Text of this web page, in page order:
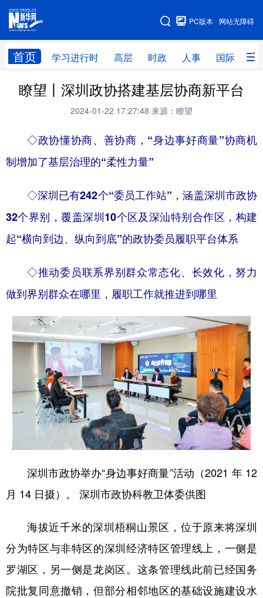
网站无障碍
PC版本
首页 学习进行时 高层 时政 人事 国际 财
网站地图
学习进行时 高层 时政 人事
财经 网评
台湾 思客智库 全球连线 教育
科技 科创
访谈 视频 图片 政务
法律 中央文件 金融 汽车
彩票 娱乐 时尚 悦读
公益 一带一路 亚太网 上市公司
文化产业
地方频道
辽宁 吉林 上海 江苏
山东 河南 湖北 湖南
广东 广西 海南 重庆
四川 贵州 云南
瞭望丨深圳政协搭建基层协商新平台
2024-01-22 17:27:48 来源：瞭望
◇政协懂协商、善协商，“身边事好商量”协商机
制增加了基层治理的“柔性力量”
◇深圳已有242个“委员工作站”，涵盖深圳市政协
32个界别，覆盖深圳10个区及深汕特别合作区，构建
起“横向到边、纵向到底”的政协委员履职平台体系
◇推动委员联系界别群众常态化、长效化，努力
做到界别群众在哪里，履职工作就推进到哪里
深圳市政协举办“身边事好商量”活动（2021 年 12
月 14 日摄）。 深圳市政协科教卫体委供图
海拔近千米的深圳梧桐山景区，位于原来将深圳
分为特区与非特区的深圳经济特区管理线上，一侧是
罗湖区，另一侧是龙岗区。这条管理线此前已经国务
院批复同意撤销，但部分相邻地区的基础设施建设水